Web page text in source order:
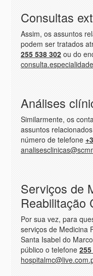
Consultas
Assim, os assuntos
podem ser tratados
255 538 302 ou do
Análises
Similarmente, os
assuntos
número de telefone
Serviços de
Reabilitação
Por sua vez, para
serviços de Medicina
Santa Isabel do
público o telefone